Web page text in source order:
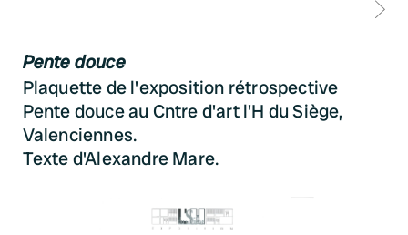
Pente douce
Plaquette de l'exposition rétrospective
Pente douce au Cntre d'art l'H du Siège,
Valenciennes.
Texte d'Alexandre Mare.